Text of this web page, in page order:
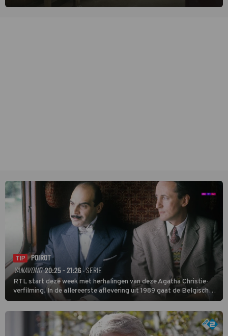
TIP
POIROT
VANAVOND 20:25 - 21:26 · SERIE
RTL start deze week met herhalingen van deze Agatha Christie-
verfilming. In de allereerste aflevering uit 1989 gaat de Belgische
speurder op zoek naar een vermiste kok. Poirot raakt al snel
verwikkeld in een moordzaak. (HH)